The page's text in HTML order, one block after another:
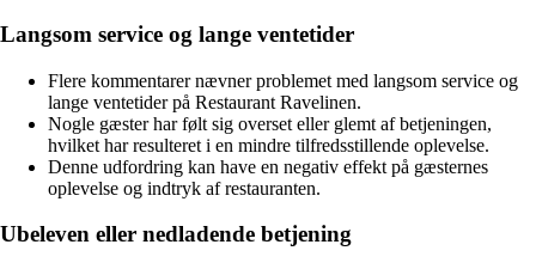
Langsom service og lange ventetider
Flere kommentarer nævner problemet med langsom service og
lange ventetider på Restaurant Ravelinen.
Nogle gæster har følt sig overset eller glemt af betjeningen,
hvilket har resulteret i en mindre tilfredsstillende oplevelse.
Denne udfordring kan have en negativ effekt på gæsternes
oplevelse og indtryk af restauranten.
Ubeleven eller nedladende betjening